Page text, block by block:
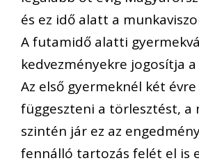
és ez idő alatt a
A futamidő alatti
kedvezményekre jogosítja
Az első gyermeknél két
függeszteni a törlesztést, a
szintén jár ez az
fennálló tartozás felét el is